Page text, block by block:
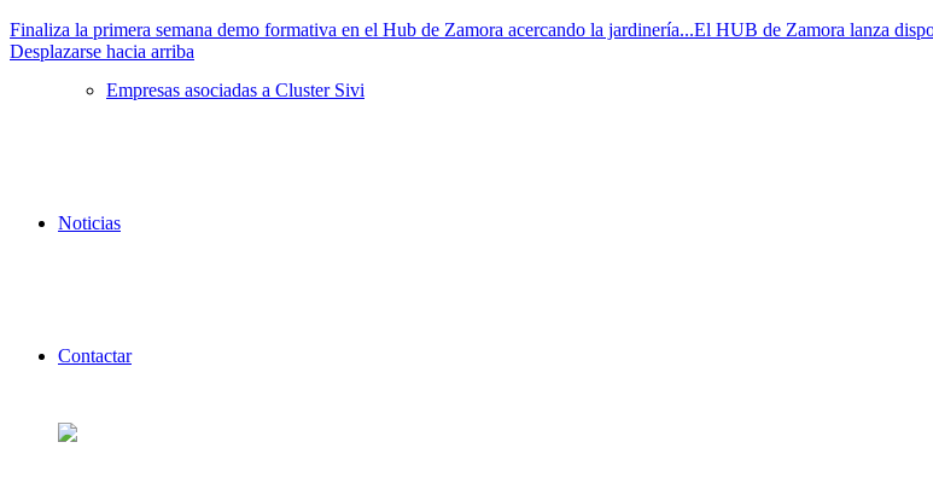
Empresas asociadas a Cluster Sivi
Noticias
Contactar
Finaliza la primera semana demo formativa en el Hub de Zamora acercando la jardinería...El HUB de Zamora lanza
Desplazarse hacia arriba